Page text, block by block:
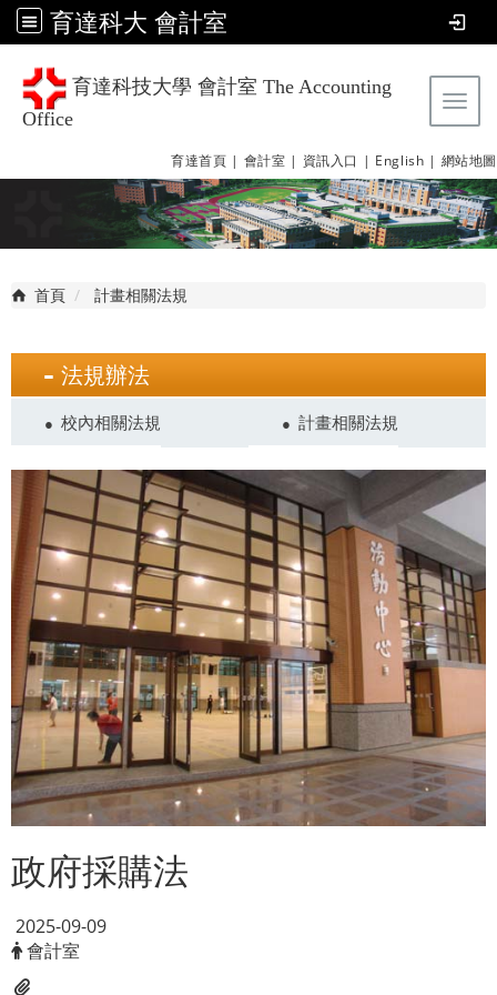
育達科大 會計室
育達科技大學 會計室 The Accounting
Office
育達首頁 | 會計室 | 資訊入口 | English | 網站地圖
首頁 計畫相關法規
法規辦法
校內相關法規 計畫相關法規
政府採購法
2025-09-09
會計室